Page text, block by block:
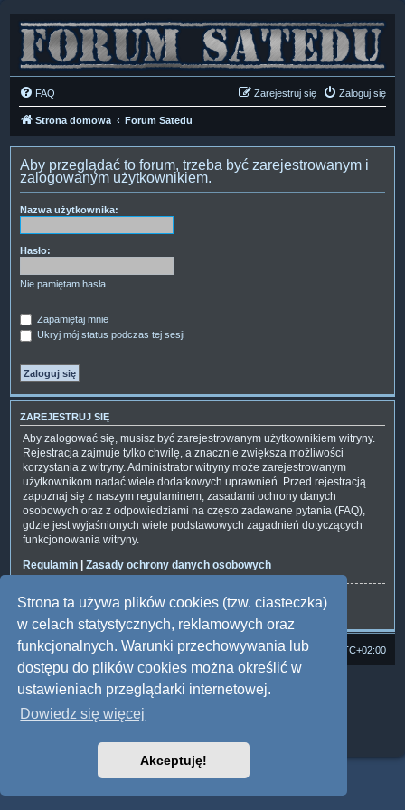
Strona ta używa plików cookies (tzw. ciasteczka)
w celach statystycznych, reklamowych oraz
funkcjonalnych. Warunki przechowywania lub
dostępu do plików cookies można określić w
ustawieniach przeglądarki internetowej.
Dowiedz się więcej
Akceptuję!
FAQ Zaloguj się
Zarejestruj się
Strona domowa Forum Satedu
Aby przeglądać to forum, trzeba być zarejestrowanym i
zalogowanym użytkownikiem.
Nazwa użytkownika:
Hasło:
Nie pamiętam hasła
Zapamiętaj mnie
Ukryj mój status podczas tej sesji
ZAREJESTRUJ SIĘ
Aby zalogować się, musisz być zarejestrowanym użytkownikiem witryny.
Rejestracja zajmuje tylko chwilę, a znacznie zwiększa możliwości
korzystania z witryny. Administrator witryny może zarejestrowanym
użytkownikom nadać wiele dodatkowych uprawnień. Przed rejestracją
zapoznaj się z naszym regulaminem, zasadami ochrony danych
osobowych oraz z odpowiedziami na często zadawane pytania (FAQ),
gdzie jest wyjaśnionych wiele podstawowych zagadnień dotyczących
funkcjonowania witryny.
Regulamin | Zasady ochrony danych osobowych
Zarejestruj się
Strona domowa Forum Satedu Strefa czasowa UTC+02:00
Technologię dostarcza phpBB® Forum Software © phpBB Limited
Polski pakiet językowy dostarcza
phpBB.pl
Style: Multi Design by Joyce&Luna
Zasady ochrony danych osobowych